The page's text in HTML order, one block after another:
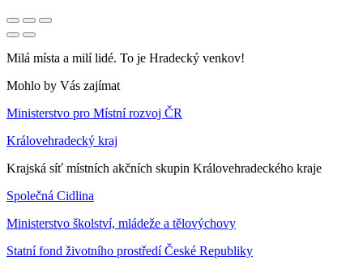
Milá místa a milí lidé. To je Hradecký venkov!
Mohlo by Vás zajímat
Ministerstvo pro Místní rozvoj ČR
Královehradecký kraj
Krajská síť místních akčních skupin Královehradeckého kraje
Společná Cidlina
Ministerstvo školství, mládeže a tělovýchovy
Statní fond životního prostředí České Republiky